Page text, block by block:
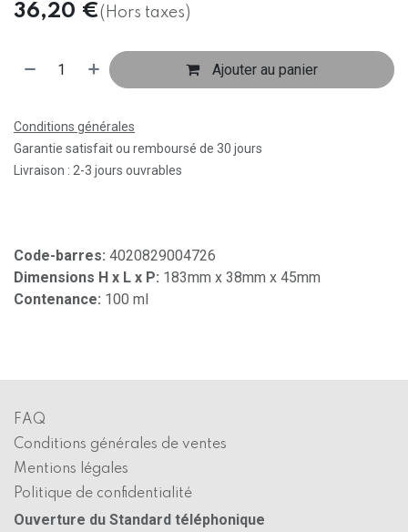
36,20 €(Hors taxes)
Ajouter au panier
Conditions générales
Garantie satisfait ou remboursé de 30 jours
Livraison : 2-3 jours ouvrables
Code-barres: 4020829004726
Dimensions H x L x P: 183mm x 38mm x 45mm
Contenance: 100 ml
FAQ
Conditions générales de ventes
Mentions légales
Politique de confidentialité
Ouverture du Standard téléphonique